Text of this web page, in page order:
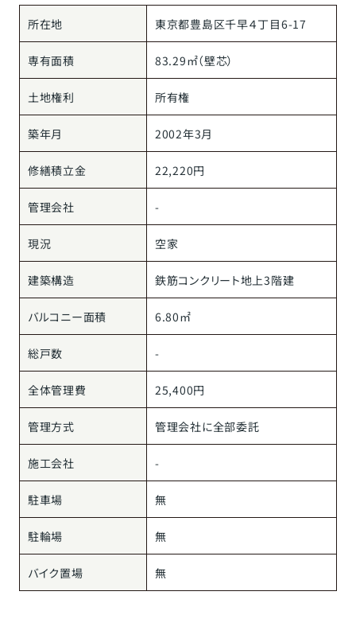
所在地 東京都豊島区千早４丁目6-17
専有面積 83.29㎡（壁芯）
土地権利 所有権
築年月 2002年3月
修繕積立金 22,220円
管理会社 -
現況 空家
建築構造 鉄筋コンクリート地上3階建
バルコニー面積 6.80㎡
総戸数 -
全体管理費 25,400円
管理方式 管理会社に全部委託
施工会社 -
駐車場 無
駐輪場 無
バイク置場 無